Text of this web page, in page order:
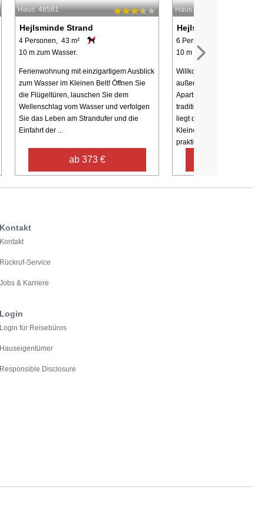
Haus: 48581
Hejlsminde Strand
4 Personen, 43 m²
10 m zum Wasser.
Ferienwohnung mit einzigartigem Ausblick
zum Wasser im Kleinen Belt! Öffnen Sie
die Flügeltüren, lauschen Sie dem
Wellenschlag vom Wasser und verfolgen
Sie das Leben am Strandufer und die
Einfahrt der ...
ab 373 €
Haus: 66117
Hejlsminde Strand
6 Personen, 54 m²
10 m zum Wasser.
Willkommen zu einem
außergewöhnlichen
Apartment 12 im 1. Stock
traditionsreichen
liegt direkt am ruhigen
Kleinen Belts. Der Strand
praktisch ...
Kontakt
Kontakt
Rückruf-Service
Jobs & Karriere
Login
Login für Reisebüros
Hauseigentümer
Responsible Disclosure